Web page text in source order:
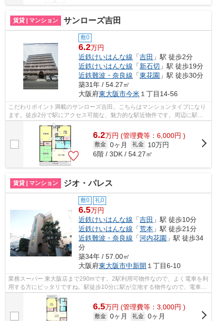
賃貸 | マンション サンローズ吉田
敷0
6.2万円
近鉄けいはんな線 「吉田 」駅 徒歩2分
近鉄けいはんな線 「新石切 」駅 徒歩19分
近鉄難波・奈良線 「東花園 」駅 徒歩30分
築31年 / 54.27㎡
大阪府東大阪市今米 １丁目14-56
こだわりポイント満載のサンローズ吉田。こちらはマンションタイプになり
ます。徒歩2分で駅にアクセス可能な、魅力的な駅近物件です。周辺に駅が
二つあり、交通の利便性が高いです。東...
6.2万円 (管理費等：6,000円 )
敷金 0ヶ月 礼金
10万円
6階 / 3DK / 54.27㎡
賃貸 | マンション ジオ・パレス
敷0 礼0
6.5万円
近鉄けいはんな線 「吉田 」駅 徒歩10分
近鉄けいはんな線 「荒本 」駅 徒歩21分
近鉄難波・奈良線 「河内花園 」駅 徒歩34
分
築34年 / 57.00㎡
大阪府東大阪市中新開 １丁目6-10
業務スーパー 東大阪店まで290mです。2駅利用可物件なので、よく電車を利
用する方にピッタリですね。駅徒歩10分に駅が立地する物件なので、電車を
多く利用する方にとって便利です。こ...
6.5万円 (管理費等：3,000円 )
敷金 0ヶ月 礼金 0ヶ月